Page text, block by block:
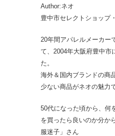
Author:ネオ
豊中市セレクトショップ
20年間アパレルメーカー
て、2004年大阪府豊中市
た。
海外＆国内ブランドの商
少ない商品がネオの魅力
50代になった頃から、何
を買ったら良いのか分か
服迷子」さん